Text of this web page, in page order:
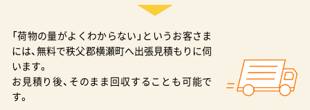
「荷物の量がよくわからない」というお客さま
には、無料で秩父郡横瀬町へ出張見積もりに伺
います。
お見積り後、そのまま回収することも可能で
す。